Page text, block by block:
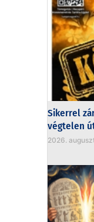
Sikerrel
végtelen
2026.